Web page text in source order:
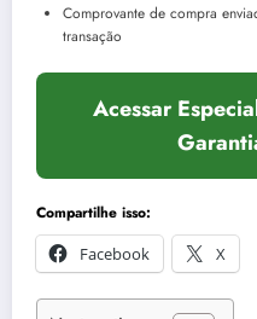
Comprovante de compra
transação
Acessar
Compartilhe isso:
Facebook
X